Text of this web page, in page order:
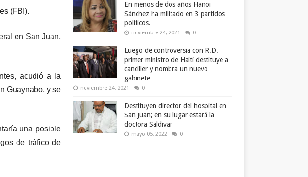
(FBI).
en San Juan,
acudió a la
Guaynabo, y se
una posible
de tráfico de
En menos de dos años Hanoi
Sánchez ha militado en 3 partidos
políticos.
noviembre 24, 2021 0
Luego de controversia con R.D.
primer ministro de Haití destituye a
canciller y nombra un nuevo
gabinete.
noviembre 24, 2021 0
Destituyen director del hospital en
San Juan; en su lugar estará la
doctora Saldivar
mayo 05, 2022 0